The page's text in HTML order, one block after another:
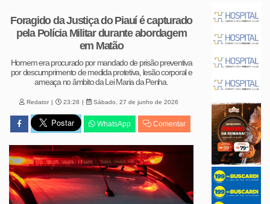
Foragido da Justiça do Piauí é capturado
pela Polícia Militar durante abordagem
em Matão
Homem era procurado por mandado de prisão preventiva
por descumprimento de medida protetiva, lesão corporal e
ameaça no âmbito da Lei Maria da Penha.
Redator 23:28 Sábado, 27 de junho de 2026
WhatsApp Comentar